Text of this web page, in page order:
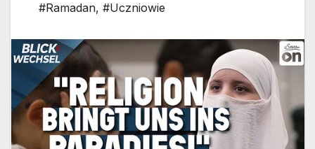
#Ramadan, #Uczniowie